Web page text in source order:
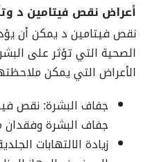
أعراض نقص فيتامين د
نقص فيتامين د يمكن أن
الصحية التي تؤثر على
الأعراض التي يمكن
جفاف البشرة: نقص
جفاف البشرة وفقدان
زيادة الالتهابات